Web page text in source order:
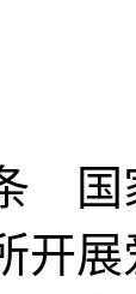
国
开